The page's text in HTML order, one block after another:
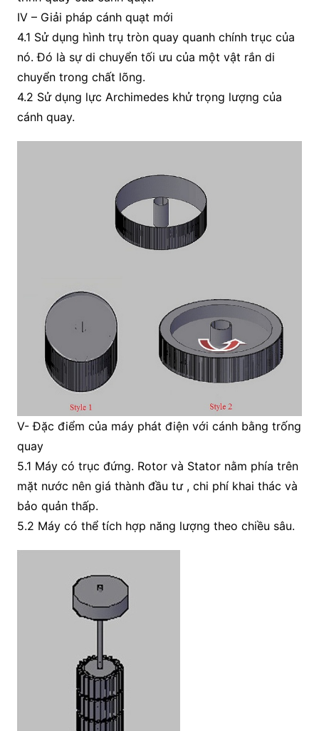
IV – Giải pháp cánh quạt mới
4.1 Sử dụng hình trụ tròn quay quanh chính trục của
nó. Đó là sự di chuyển tối ưu của một vật rắn di
chuyển trong chất lõng.
4.2 Sử dụng lực Archimedes khử trọng lượng của
cánh quay.
V- Đặc điểm của máy phát điện với cánh bằng trống
quay
5.1 Máy có trục đứng. Rotor và Stator nằm phía trên
mặt nước nên giá thành đầu tư , chi phí khai thác và
bảo quản thấp.
5.2 Máy có thể tích hợp năng lượng theo chiều sâu.